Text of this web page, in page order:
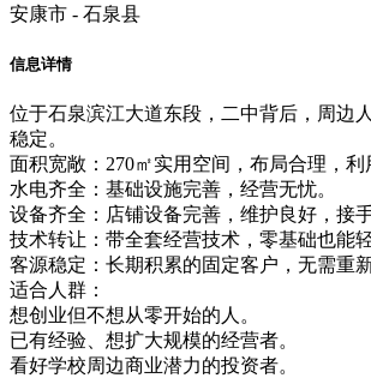
安康市 - 石泉县
信息详情
位于石泉滨江大道东段，二中背后，周边
稳定。
面积宽敞：270㎡实用空间，布局合理，利
水电齐全：基础设施完善，经营无忧。
设备齐全：店铺设备完善，维护良好，接
技术转让：带全套经营技术，零基础也能轻
客源稳定：长期积累的固定客户，无需重
适合人群：
想创业但不想从零开始的人。
已有经验、想扩大规模的经营者。
看好学校周边商业潜力的投资者。